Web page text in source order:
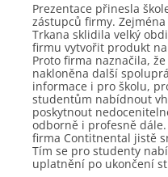
Prezentace přinesla
zástupců firmy.
Trkana sklidila velký
firmu vytvořit produkt
Proto firma naznačila,
nakloněna další
informace i pro školu,
studentům nabídnout
poskytnout
odborně i profesně
firma Contitnental jistě
Tím se pro studenty
uplatnění po ukončení